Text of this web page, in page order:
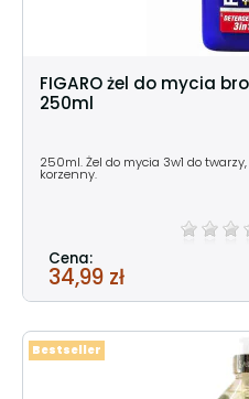
FIGARO żel do mycia
250ml
250ml. Żel do mycia 3w1 do
korzenny.
Cena:
34,99 zł
Bestseller